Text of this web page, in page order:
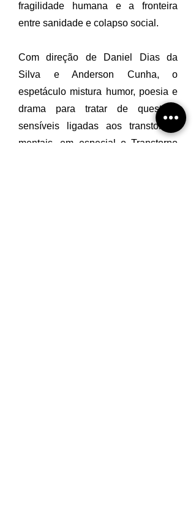
fragilidade humana e a fronteira
entre sanidade e colapso social.
Com direção de Daniel Dias da
Silva e Anderson Cunha, o
espetáculo mistura humor, poesia e
drama para tratar de questões
sensíveis ligadas aos transtornos
mentais, em especial o Transtorno